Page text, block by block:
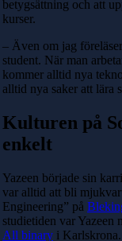
betygsättning och att
kurser.
– Även om jag
student. När man
kommer alltid nya
alltid nya saker att lära
Kulturen på
enkelt
Yazeen började sin
var alltid att bli
Engineering” på
studietiden var
All binary i Karlskrona.